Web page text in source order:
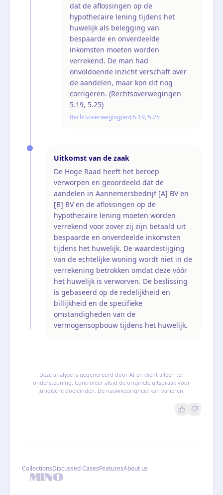
dat de aflossingen op de
hypothecaire lening tijdens het
huwelijk als belegging van
bespaarde en onverdeelde
inkomsten moeten worden
verrekend. De man had
onvoldoende inzicht verschaft over
de aandelen, maar kon dit nog
corrigeren. (Rechtsoverwegingen
5.19, 5.25)
Rechtsoverweging(en):5.19, 5.25
Uitkomst van de zaak
De Hoge Raad heeft het beroep
verworpen en geoordeeld dat de
aandelen in Aannemersbedrijf [A] BV en
[B] BV en de aflossingen op de
hypothecaire lening moeten worden
verrekend voor zover zij zijn betaald uit
bespaarde en onverdeelde inkomsten
tijdens het huwelijk. De waardestijging
van de echtelijke woning wordt niet in de
verrekening betrokken omdat deze vóór
het huwelijk is verworven. De beslissing
is gebaseerd op de redelijkheid en
billijkheid en de specifieke
omstandigheden van de
vermogensopbouw tijdens het huwelijk.
Deze analyse is gegenereerd door AI en dient alleen ter
ondersteuning. Controleer altijd de originele uitspraak voor
juridische doeleinden. De nauwkeurigheid kan variëren.
CollectionsDiscussed CasesFeaturesAbout us